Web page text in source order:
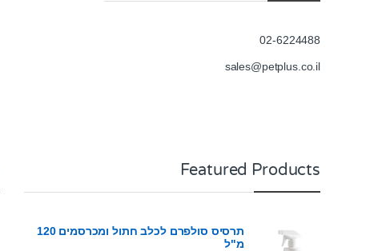
02-6224488
sales@petplus.co.il
Featured Products
תרסיס סולפרם לכלב חתול ומכרסמים 120
מ"ל